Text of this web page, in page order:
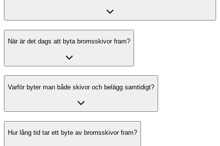
När är det dags att byta bromsskivor fram?
Varför byter man både skivor och belägg samtidigt?
Hur lång tid tar ett byte av bromsskivor fram?